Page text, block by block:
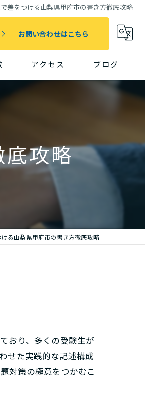
差をつける山梨県甲府市の書き方徹底攻略
お問い合わせはこちら
アクセス ブログ
底攻略
る山梨県甲府市の書き方徹底攻略
おり、多くの受験生が
せた実践的な記述構成
対策の極意をつかむこ